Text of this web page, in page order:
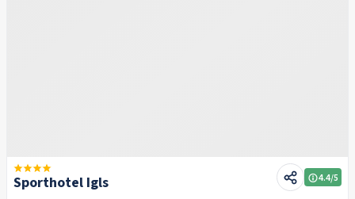
Sporthotel Igls 4.4/5